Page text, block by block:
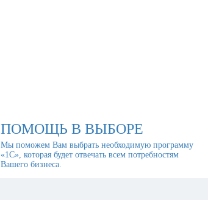
ПОМОЩЬ В ВЫБОРЕ
Мы поможем Вам выбрать необходимую программу
«1С», которая будет отвечать всем потребностям
Вашего бизнеса.